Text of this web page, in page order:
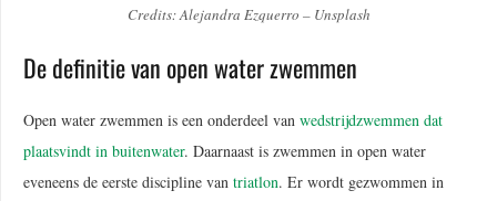
Credits: Alejandra Ezquerro – Unsplash
De definitie van open water zwemmen
Open water zwemmen is een onderdeel van wedstrijdzwemmen dat
plaatsvindt in buitenwater. Daarnaast is zwemmen in open water
eveneens de eerste discipline van triatlon. Er wordt gezwommen in